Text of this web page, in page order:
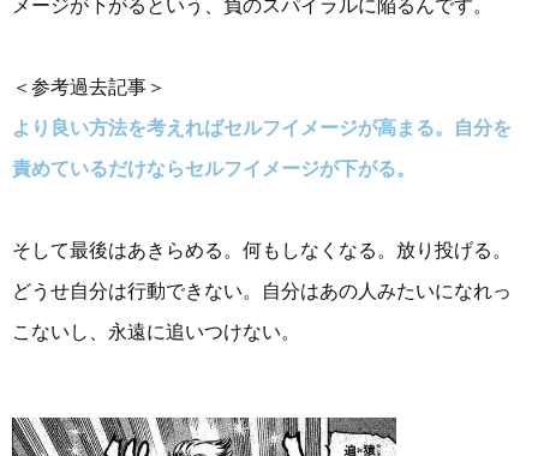
メージが下がるという、負のスパイラルに陥るんです。
＜参考過去記事＞
より良い方法を考えればセルフイメージが高まる。自分を
責めているだけならセルフイメージが下がる。
そして最後はあきらめる。何もしなくなる。放り投げる。
どうせ自分は行動できない。自分はあの人みたいになれっ
こないし、永遠に追いつけない。